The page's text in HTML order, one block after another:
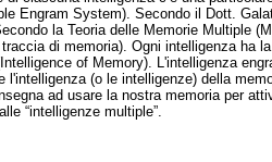
Engram System). Secondo il Dott.
la Teoria delle Memorie Multiple
di memoria). Ogni intelligenza ha
of Memory). L'intelligenza
l'intelligenza (o le intelligenze) della
ad usare la nostra memoria per
“intelligenze multiple”.